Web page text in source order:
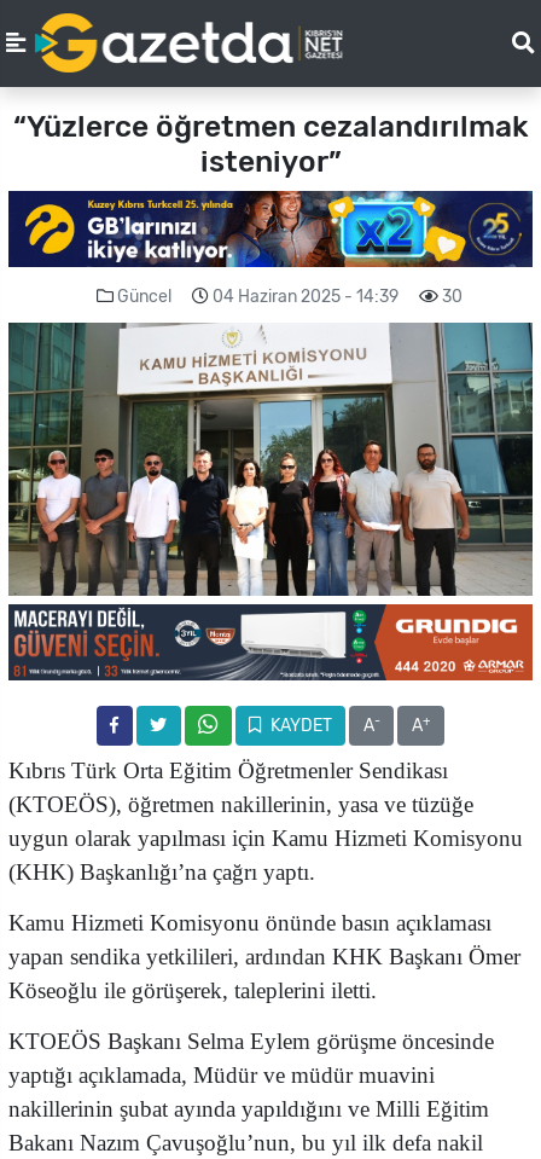
“Yüzlerce öğretmen cezalandırılmak
isteniyor”
Güncel 04 Haziran 2025 - 14:39 30
KAYDET A- A+
Kıbrıs Türk Orta Eğitim Öğretmenler Sendikası
(KTOEÖS), öğretmen nakillerinin, yasa ve tüzüğe
uygun olarak yapılması için Kamu Hizmeti Komisyonu
(KHK) Başkanlığı’na çağrı yaptı.
Kamu Hizmeti Komisyonu önünde basın açıklaması
yapan sendika yetkilileri, ardından KHK Başkanı Ömer
Köseoğlu ile görüşerek, taleplerini iletti.
KTOEÖS Başkanı Selma Eylem görüşme öncesinde
yaptığı açıklamada, Müdür ve müdür muavini
nakillerinin şubat ayında yapıldığını ve Milli Eğitim
Bakanı Nazım Çavuşoğlu’nun, bu yıl ilk defa nakil